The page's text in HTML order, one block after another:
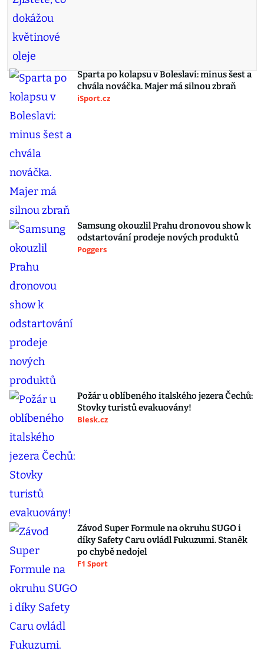
Sparta po kolapsu v Boleslavi: minus šest a
chvála nováčka. Majer má silnou zbraň
iSport.cz
Samsung okouzlil Prahu dronovou show k
odstartování prodeje nových produktů
Poggers
Požár u oblíbeného italského jezera Čechů:
Stovky turistů evakuovány!
Blesk.cz
Závod Super Formule na okruhu SUGO i
díky Safety Caru ovládl Fukuzumi. Staněk
po chybě nedojel
F1 Sport